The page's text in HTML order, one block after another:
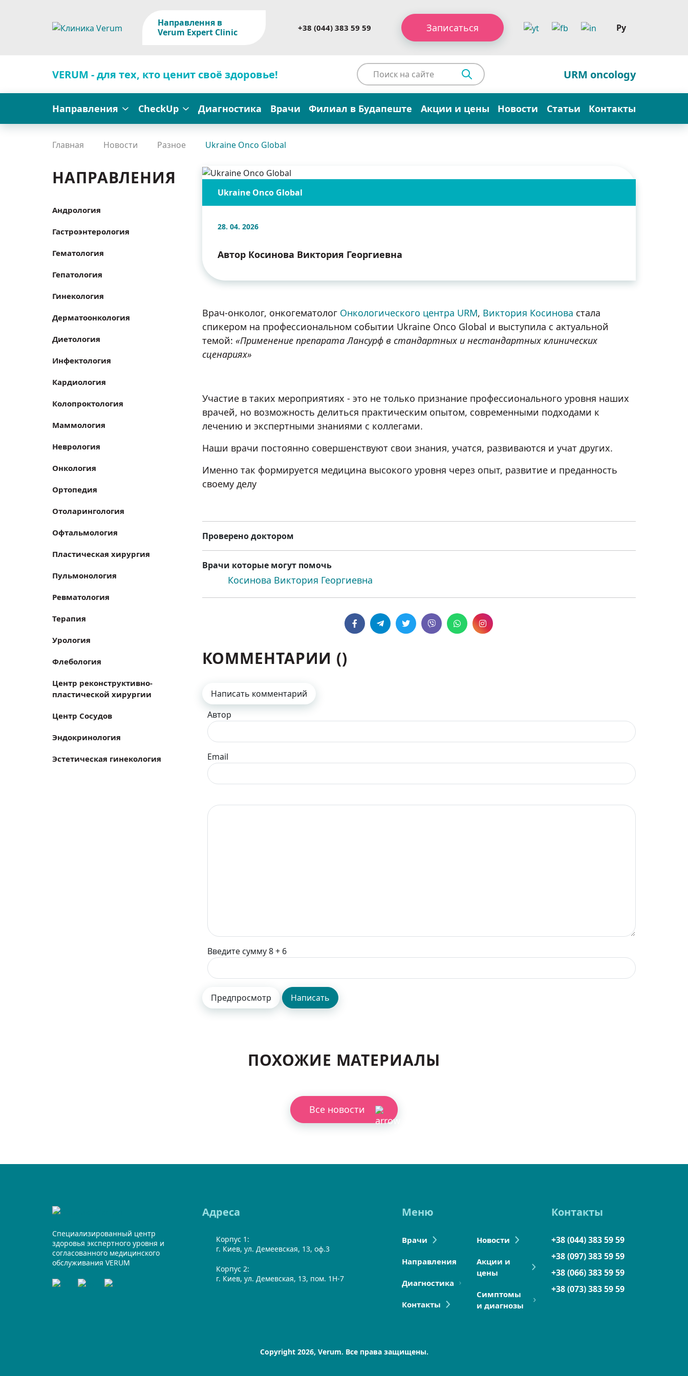
Направлення в
Verum Expert Clinic
+38 (044) 383 59 59 Записаться Ру
VERUM - для тех, кто ценит своё здоровье! URM oncology
Направления CheckUp Диагностика Врачи Филиал в Будапеште Акции и цены Новости Статьи Контакты
Главная Новости Разное Ukraine Onco Global
НАПРАВЛЕНИЯ
Андрология
Гастроэнтерология
Гематология
Гепатология
Гинекология
Дерматоонкология
Диетология
Инфектология
Кардиология
Колопроктология
Маммология
Неврология
Онкология
Ортопедия
Отоларингология
Офтальмология
Пластическая хирургия
Пульмонология
Ревматология
Терапия
Урология
Флебология
Центр реконструктивно-
пластической хирургии
Центр Сосудов
Эндокринология
Эстетическая гинекология
Ukraine Onco Global
28. 04. 2026
Автор Косинова Виктория Георгиевна
Врач-онколог, онкогематолог Онкологического центра URM, Виктория Косинова стала
спикером на профессиональном событии Ukraine Onco Global и выступила с актуальной
темой: «Применение препарата Лансурф в стандартных и нестандартных клинических
сценариях»
Участие в таких мероприятиях - это не только признание профессионального уровня наших
врачей, но возможность делиться практическим опытом, современными подходами к
лечению и экспертными знаниями с коллегами.
Наши врачи постоянно совершенствуют свои знания, учатся, развиваются и учат других.
Именно так формируется медицина высокого уровня через опыт, развитие и преданность
своему делу
Проверено доктором
Врачи которые могут помочь
Косинова Виктория Георгиевна
КОММЕНТАРИИ ()
Написать комментарий
Автор
Email
Введите сумму 8 + 6
ПОХОЖИЕ МАТЕРИАЛЫ
Все новости
Специализированный центр
здоровья экспертного уровня и
согласованного медицинского
обслуживания VERUM
Адреса
Корпус 1:
г. Киев, ул. Демеевская, 13, оф.3
Корпус 2:
г. Киев, ул. Демевская, 13, пом. 1Н-7
Меню
Врачи
Направления
Диагностика
Контакты
Новости
Акции и
цены
Симптомы
и диагнозы
Контакты
+38 (044) 383 59 59
+38 (097) 383 59 59
+38 (066) 383 59 59
+38 (073) 383 59 59
Copyright 2026, Verum. Все права защищены.